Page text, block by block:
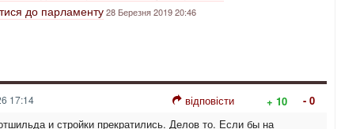
до парламенту28 Березня 2019 20:46
17:14 відповісти + 10
- 0
и стройки прекратились. Делов то. Если бы на